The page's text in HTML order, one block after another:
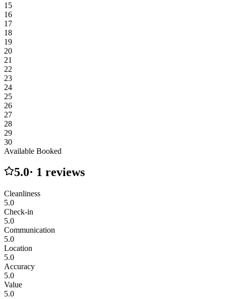
15
16
17
18
19
20
21
22
23
24
25
26
27
28
29
30
Available Booked
5.0· 1 reviews
Cleanliness
5.0
Check-in
5.0
Communication
5.0
Location
5.0
Accuracy
5.0
Value
5.0